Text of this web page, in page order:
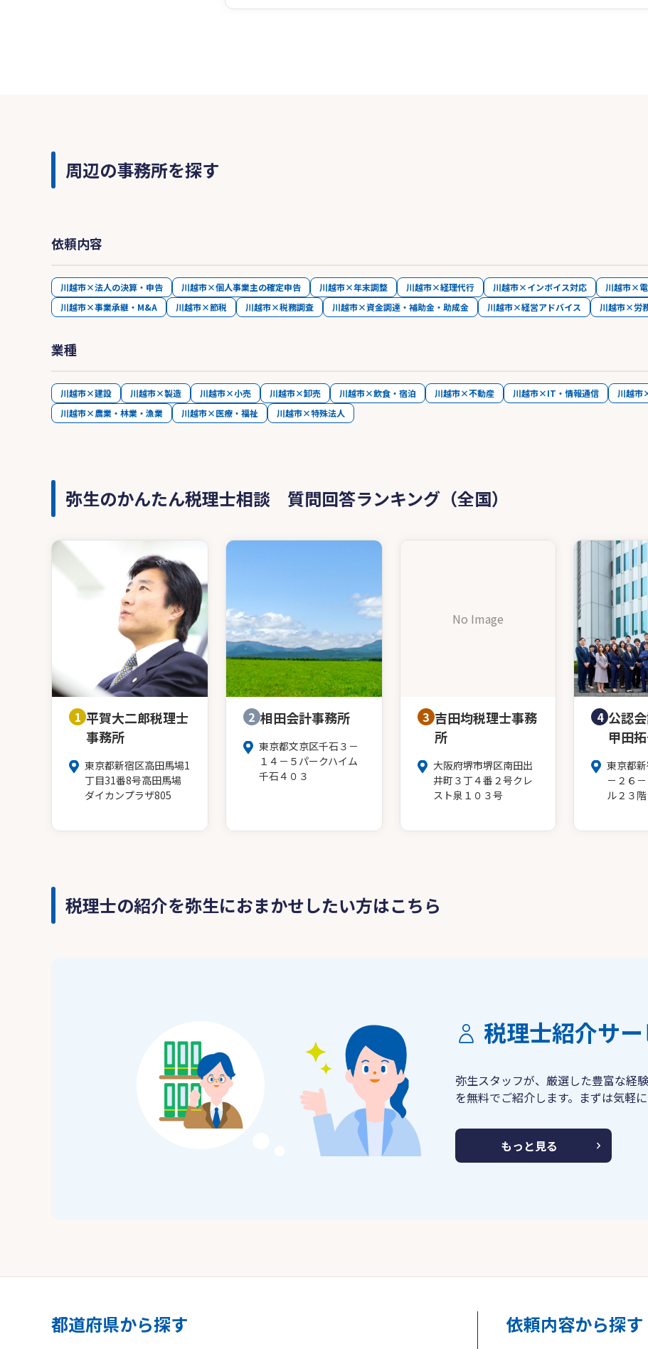
周辺の事務所を探す
依頼内容
川越市×法人の決算・申告 川越市×個人事業主の確定申告 川越市×年末調整 川越市×経理代行 川越市×インボイス対応 川越市×
川越市×事業承継・M&A
川越市×節税 川越市×税務調査 川越市×資金調達・補助金・助成金 川越市×経営アドバイス 川越市×労
業種
川越市×建設 川越市×製造 川越市×小売 川越市×卸売 川越市×飲食・宿泊 川越市×不動産 川越市×IT・情報通信 川越市
川越市×農業・林業・漁業
川越市×医療・福祉 川越市×特殊法人
弥生のかんたん税理士相談 質問回答ランキング（全国）
1 平賀大二郎税理士
事務所
東京都新宿区高田馬場1
丁目31番8号高田馬場
ダイカンプラザ805
2 相田会計事務所
東京都文京区千石３－
１４－５パークハイム
千石４０３
No Image
3 吉田均税理士事務
所
大阪府堺市堺区南田出
井町３丁４番２号クレ
スト泉１０３号
4 公認
甲田
東京都
－２６
ル２３階
税理士の紹介を弥生におまかせしたい方はこちら
税理士紹介サ
弥生スタッフが、厳選した豊富な経
を無料でご紹介します。まずは気軽
もっと見る
都道府県から探す 依頼内容から探す